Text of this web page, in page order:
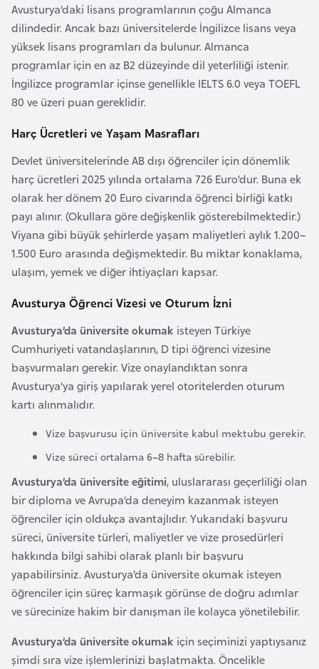
Avusturya’daki lisans programlarının çoğu Almanca
dilindedir. Ancak bazı üniversitelerde İngilizce lisans veya
yüksek lisans programları da bulunur. Almanca
programlar için en az B2 düzeyinde dil yeterliliği istenir.
İngilizce programlar içinse genellikle IELTS 6.0 veya TOEFL
80 ve üzeri puan gereklidir.
Harç Ücretleri ve Yaşam Masrafları
Devlet üniversitelerinde AB dışı öğrenciler için dönemlik
harç ücretleri 2025 yılında ortalama 726 Euro’dur. Buna ek
olarak her dönem 20 Euro civarında öğrenci birliği katkı
payı alınır. (Okullara göre değişkenlik gösterebilmektedir.)
Viyana gibi büyük şehirlerde yaşam maliyetleri aylık 1.200–
1.500 Euro arasında değişmektedir. Bu miktar konaklama,
ulaşım, yemek ve diğer ihtiyaçları kapsar.
Avusturya Öğrenci Vizesi ve Oturum İzni
Avusturya’da üniversite okumak isteyen Türkiye
Cumhuriyeti vatandaşlarının, D tipi öğrenci vizesine
başvurmaları gerekir. Vize onaylandıktan sonra
Avusturya’ya giriş yapılarak yerel otoritelerden oturum
kartı alınmalıdır.
Vize başvurusu için üniversite kabul mektubu gerekir.
Vize süreci ortalama 6–8 hafta sürebilir.
Avusturya’da üniversite eğitimi, uluslararası geçerliliği olan
bir diploma ve Avrupa’da deneyim kazanmak isteyen
öğrenciler için oldukça avantajlıdır. Yukarıdaki başvuru
süreci, üniversite türleri, maliyetler ve vize prosedürleri
hakkında bilgi sahibi olarak planlı bir başvuru
yapabilirsiniz. Avusturya’da üniversite okumak isteyen
öğrenciler için süreç karmaşık görünse de doğru adımlar
ve sürecinize hakim bir danışman ile kolayca yönetilebilir.
Avusturya’da üniversite okumak için seçiminizi yaptıysanız
şimdi sıra vize işlemlerinizi başlatmakta. Öncelikle
B
e
l
ç
k
a
B
e
n
i
n
o
s
n
a
H
e
k
B
u
l
g
a